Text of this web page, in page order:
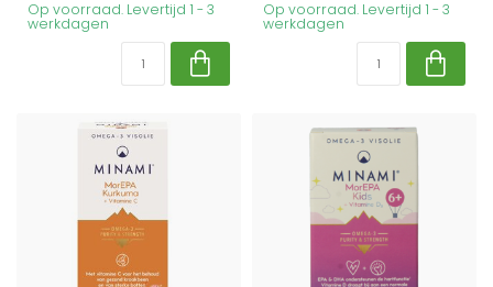
Op voorraad. Levertijd 1 - 3
werkdagen
Op voorraad. Levertijd 1 - 3
werkdagen